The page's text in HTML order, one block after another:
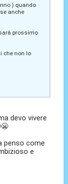
) quando
anche
prossimo
che non lo
devo vivere
penso come
e